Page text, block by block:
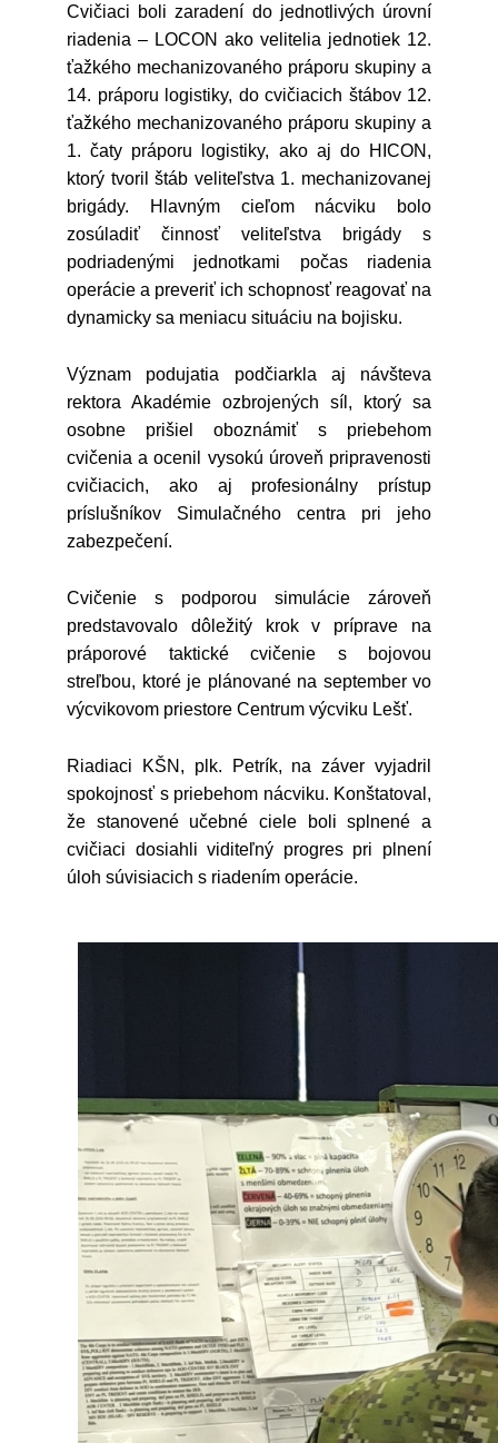
Cvičiaci boli zaradení do jednotlivých úrovní
riadenia – LOCON ako velitelia jednotiek 12.
ťažkého mechanizovaného práporu skupiny a
14. práporu logistiky, do cvičiacich štábov 12.
ťažkého mechanizovaného práporu skupiny a
1. čaty práporu logistiky, ako aj do HICON,
ktorý tvoril štáb veliteľstva 1. mechanizovanej
brigády. Hlavným cieľom nácviku bolo
zosúladiť činnosť veliteľstva brigády s
podriadenými jednotkami počas riadenia
operácie a preveriť ich schopnosť reagovať na
dynamicky sa meniacu situáciu na bojisku.
Význam podujatia podčiarkla aj návšteva
rektora Akadémie ozbrojených síl, ktorý sa
osobne prišiel oboznámiť s priebehom
cvičenia a ocenil vysokú úroveň pripravenosti
cvičiacich, ako aj profesionálny prístup
príslušníkov Simulačného centra pri jeho
zabezpečení.
Cvičenie s podporou simulácie zároveň
predstavovalo dôležitý krok v príprave na
práporové taktické cvičenie s bojovou
streľbou, ktoré je plánované na september vo
výcvikovom priestore Centrum výcviku Lešť.
Riadiaci KŠN, plk. Petrík, na záver vyjadril
spokojnosť s priebehom nácviku. Konštatoval,
že stanovené učebné ciele boli splnené a
cvičiaci dosiahli viditeľný progres pri plnení
úloh súvisiacich s riadením operácie.